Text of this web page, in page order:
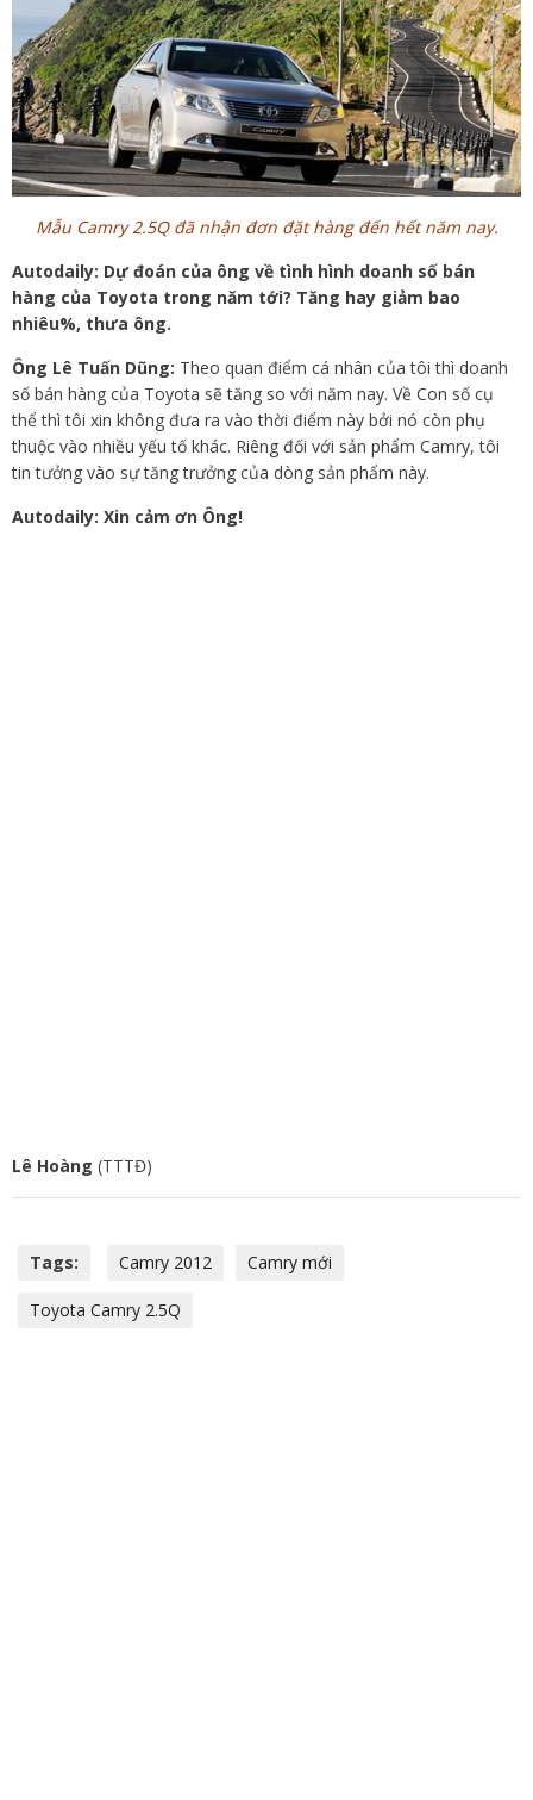
Mẫu Camry 2.5Q đã nhận đơn đặt hàng đến hết năm nay.
Autodaily: Dự đoán của ông về tình hình doanh số bán
hàng của Toyota trong năm tới? Tăng hay giảm bao
nhiêu%, thưa ông.
Ông Lê Tuấn Dũng: Theo quan điểm cá nhân của tôi thì doanh
số bán hàng của Toyota sẽ tăng so với năm nay. Về Con số cụ
thể thì tôi xin không đưa ra vào thời điểm này bởi nó còn phụ
thuộc vào nhiều yếu tố khác. Riêng đối với sản phẩm Camry, tôi
tin tưởng vào sự tăng trưởng của dòng sản phẩm này.
Autodaily: Xin cảm ơn Ông!
Lê Hoàng (TTTĐ)
Tags: Camry 2012 Camry mới
Toyota Camry 2.5Q